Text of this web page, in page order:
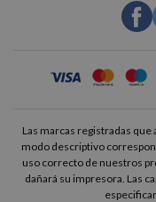
Las marcas registradas que
modo descriptivo
uso correcto de nuestros
dañará su impresora. Las